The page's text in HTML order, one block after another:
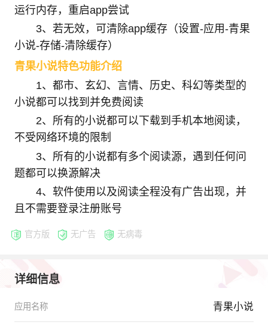
运行内存，重启app尝试
3、若无效，可清除app缓存（设置-应用-青果
小说-存储-清除缓存）
青果小说特色功能介绍
1、都市、玄幻、言情、历史、科幻等类型的
小说都可以找到并免费阅读
2、所有的小说都可以下载到手机本地阅读，
不受网络环境的限制
3、所有的小说都有多个阅读源，遇到任何问
题都可以换源解决
4、软件使用以及阅读全程没有广告出现，并
且不需要登录注册账号
官方版 无广告 无病毒
详细信息
应用名称 青果小说